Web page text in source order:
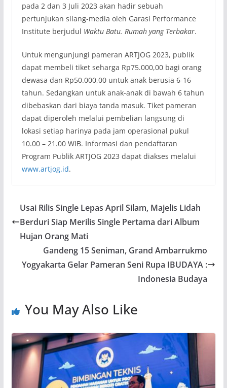
pada 2 dan 3 Juli 2023 akan hadir sebuah
pertunjukan silang-media oleh Garasi Performance
Institute berjudul Waktu Batu. Rumah yang Terbakar.
Untuk mengunjungi pameran ARTJOG 2023, publik
dapat membeli tiket seharga Rp75.000,00 bagi orang
dewasa dan Rp50.000,00 untuk anak berusia 6-16
tahun. Sedangkan untuk anak-anak di bawah 6 tahun
dibebaskan dari biaya tanda masuk. Tiket pameran
dapat diperoleh melalui pembelian langsung di
lokasi setiap harinya pada jam operasional pukul
10.00 – 21.00 WIB. Informasi dan pendaftaran
Program Publik ARTJOG 2023 dapat diakses melalui
www.artjog.id.
Usai Rilis Single Lepas April Silam, Majelis Lidah
Berduri Siap Merilis Single Pertama dari Album
Hujan Orang Mati
Gandeng 15 Seniman, Grand Ambarrukmo
Yogyakarta Gelar Pameran Seni Rupa IBUDAYA :
Indonesia Budaya
You May Also Like